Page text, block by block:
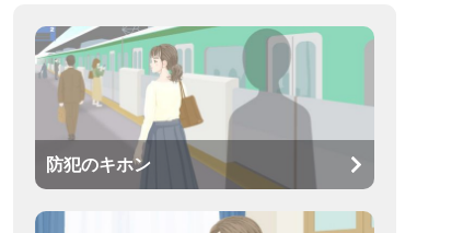
防犯のキホン